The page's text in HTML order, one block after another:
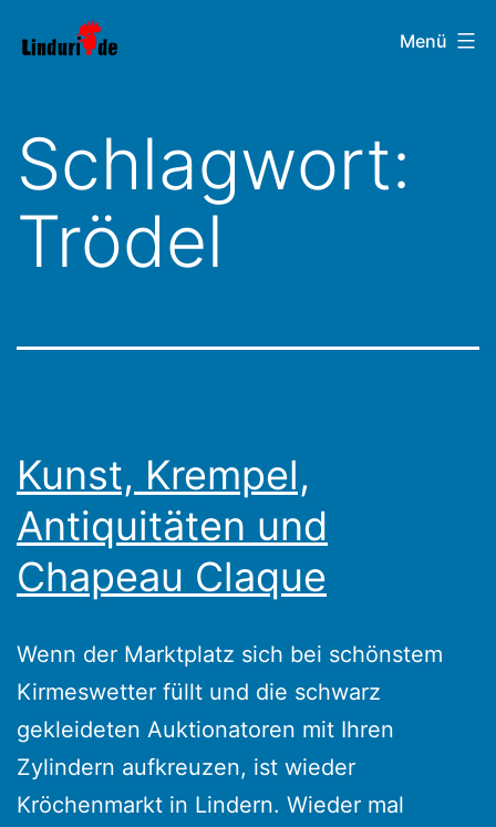
Inhalt
Linduri.de Menü
Schlagwort:
Trödel
Kunst, Krempel,
Antiquitäten und
Chapeau Claque
Wenn der Marktplatz sich bei schönstem
Kirmeswetter füllt und die schwarz
gekleideten Auktionatoren mit Ihren
Zylindern aufkreuzen, ist wieder
Kröchenmarkt in Lindern. Wieder mal